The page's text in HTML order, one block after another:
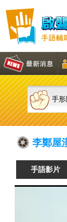
手形
李鄭屋
手語影片